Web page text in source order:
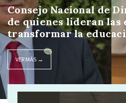
Consejo Nacional de
de quienes lideran las
transformar la
VER MÁS →